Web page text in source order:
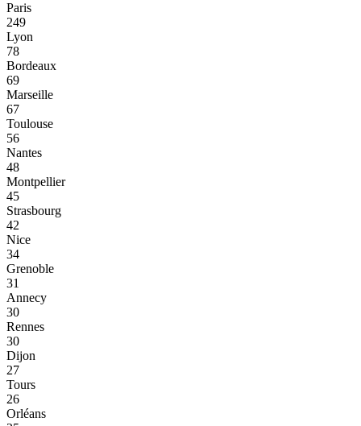
Paris
249
Lyon
78
Bordeaux
69
Marseille
67
Toulouse
56
Nantes
48
Montpellier
45
Strasbourg
42
Nice
34
Grenoble
31
Annecy
30
Rennes
30
Dijon
27
Tours
26
Orléans